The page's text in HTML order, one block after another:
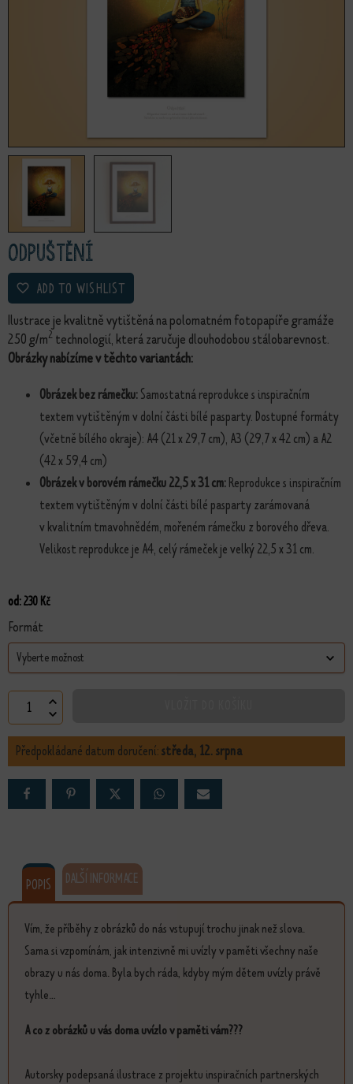
Odpuštění
ADD TO WISHLIST
Ilustrace je kvalitně vytištěná na polomatném fotopapíře gramáže
250 g/m2 technologií, která zaručuje dlouhodobou stálobarevnost.
Obrázky nabízíme v těchto variantách:
Obrázek bez rámečku:Samostatná reprodukce s inspiračním
textem vytištěným v dolní části bílé pasparty. Dostupné formáty
(včetně bílého okraje): A4 (21 x 29,7 cm), A3 (29,7 x 42 cm) a A2
(42 x 59,4 cm)
Obrázek v borovém rámečku 22,5 x 31 cm:Reprodukce s inspiračním
textem vytištěným v dolní části bílé pasparty zarámovaná
v kvalitním tmavohnědém, mořeném rámečku z borového dřeva.
Velikost reprodukce je A4, celý rámeček je velký 22,5 x 31 cm.
od:230 Kč
Formát
Odpuštění množství
Předpokládané datum doručení:středa, 12. srpna
POPIS DALŠÍ INFORMACE
Vím, že příběhy z obrázků do nás vstupují trochu jinak než slova.
Sama si vzpomínám, jak intenzivně mi uvízly v paměti všechny naše
obrazy u nás doma. Byla bych ráda, kdyby mým dětem uvízly právě
tyhle...
A co z obrázků u vás doma uvízlo v paměti vám???
Autorsky podepsaná ilustrace z projektu inspiračních partnerských